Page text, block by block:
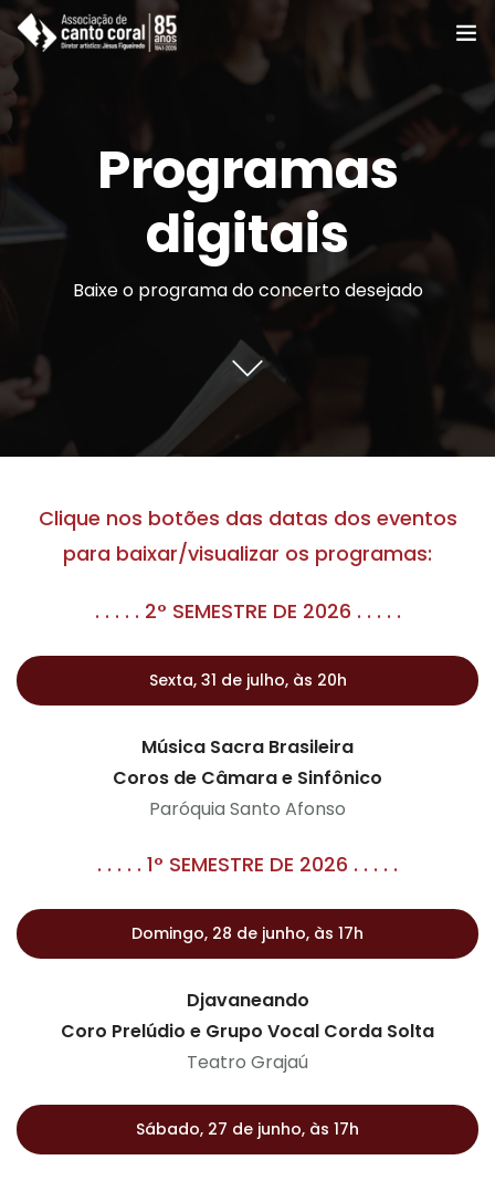
Coros e Grupos
Cursos
Programas
digitais
Baixe o programa do concerto desejado
Clique nos botões das datas dos eventos
para baixar/visualizar os programas:
. . . . . 2° SEMESTRE DE 2026 . . . . .
Sexta, 31 de julho, às 20h
Música Sacra Brasileira
Coros de Câmara e Sinfônico
Paróquia Santo Afonso
. . . . . 1° SEMESTRE DE 2026 . . . . .
Domingo, 28 de junho, às 17h
Djavaneando
Coro Prelúdio e Grupo Vocal Corda Solta
Teatro Grajaú
Sábado, 27 de junho, às 17h